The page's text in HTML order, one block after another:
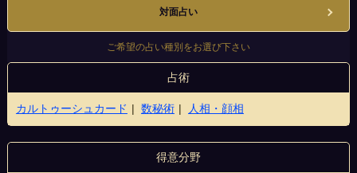
対面占い
ご希望の占い種別をお選び下さい
占術
カルトゥーシュカード 数秘術 人相・顔相
得意分野